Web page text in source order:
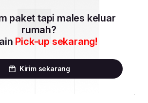
paket tapi males keluar
rumah?
Pick-up sekarang!
Kirim sekarang